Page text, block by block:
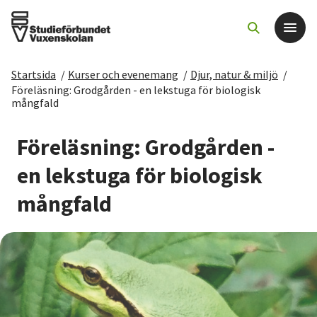
Det här gör vi
Sök kurser och evenemang
Om SV
Starta studiecirkel
Cirkelledare
Startsida / Kurser och evenemang / Djur, natur & miljö /
Föreläsning: Grodgården - en lekstuga för biologisk
mångfald
Föreläsning: Grodgården -
en lekstuga för biologisk
mångfald